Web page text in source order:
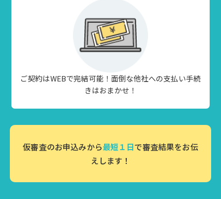
ご契約はWEBで完結可能！面倒な他社への支払い手続
きはおまかせ！
仮審査のお申込みから最短１日で審査結果をお伝
えします！